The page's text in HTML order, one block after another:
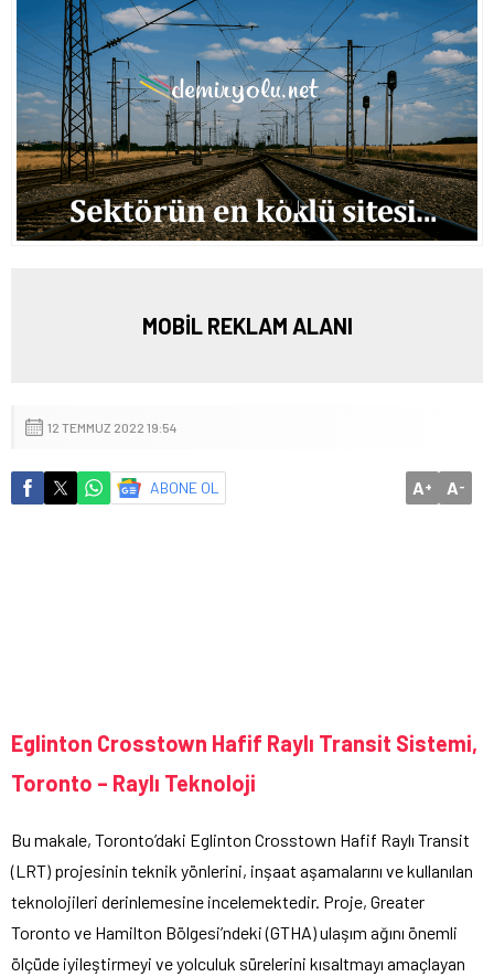
MOBİL REKLAM ALANI
12 TEMMUZ 2022 19:54
ABONE OL A+ A-
Eglinton Crosstown Hafif Raylı Transit Sistemi,
Toronto – Raylı Teknoloji
Bu makale, Toronto’daki Eglinton Crosstown Hafif Raylı Transit
(LRT) projesinin teknik yönlerini, inşaat aşamalarını ve kullanılan
teknolojileri derinlemesine incelemektedir. Proje, Greater
Toronto ve Hamilton Bölgesi’ndeki (GTHA) ulaşım ağını önemli
ölçüde iyileştirmeyi ve yolculuk sürelerini kısaltmayı amaçlayan